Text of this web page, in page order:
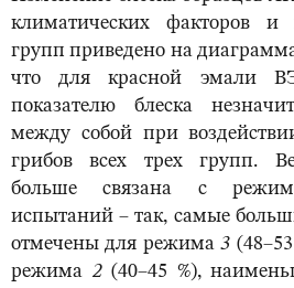
климатических факторов и
групп приведено на
что для красной эмали
показателю блеска
между собой при
грибов всех трех групп.
больше связана с
испытаний ‒ так, самые
отмечены для режима3
режима 2(40–45 %),